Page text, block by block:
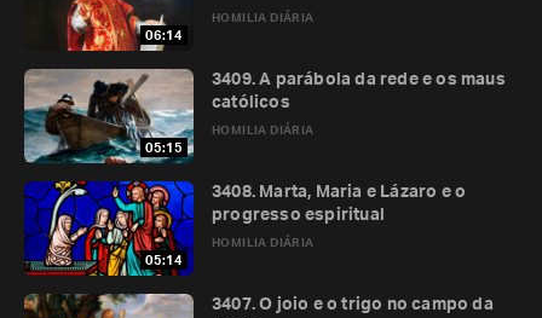
06:14
HOMILIA DIÁRIA
05:15
HOMILIA DIÁRIA
3409. A parábola da rede e os maus
católicos
05:14
HOMILIA DIÁRIA
3408. Marta, Maria e Lázaro e o
progresso espiritual
3407. O joio e o trigo no campo da